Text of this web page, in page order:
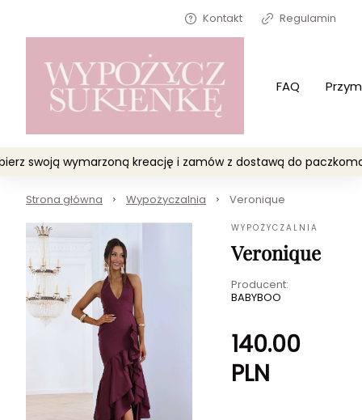
Kontakt Regulamin
FAQ
swoją wymarzoną kreację i zamów z dostawą do
Strona główna Wypożyczalnia Veronique
WYPOŻYCZALNIA
Veronique
Producent:
BABYBOO
140.00
PLN